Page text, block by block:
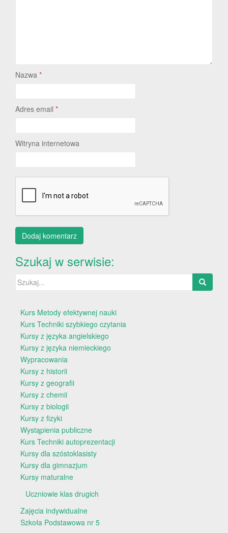
Nazwa *
Adres email *
Witryna internetowa
Szukaj w serwisie:
Szukaj:
Kurs Metody efektywnej nauki
Kurs Techniki szybkiego czytania
Kursy z języka angielskiego
Kursy z języka niemieckiego
Wypracowania
Kursy z historii
Kursy z geografii
Kursy z chemii
Kursy z biologii
Kursy z fizyki
Wystąpienia publiczne
Kurs Techniki autoprezentacji
Kursy dla szóstoklasisty
Kursy dla gimnazjum
Kursy maturalne
Uczniowie klas drugich
Zajęcia indywidualne
Szkoła Podstawowa nr 5